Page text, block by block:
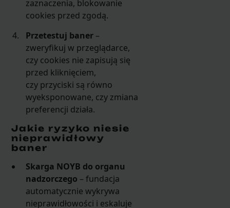
zaznaczenia, blokowanie
cookies przed zgodą.
Przetestuj baner –
zweryfikuj w przeglądarce,
czy cookies nie zapisują się
przed kliknięciem,
czy przyciski są równo
wyeksponowane, czy zmiana
preferencji działa.
Jakie ryzyko niesie
nieprawidłowy
baner
Skarga NOYB do organu
nadzorczego – fundacja
automatycznie wykrywa
nieprawidłowości i eskaluje